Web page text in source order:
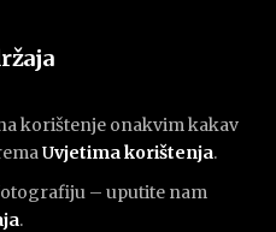
korištenje onakvim kakav
Uvjetima korištenja.
– uputite nam
.